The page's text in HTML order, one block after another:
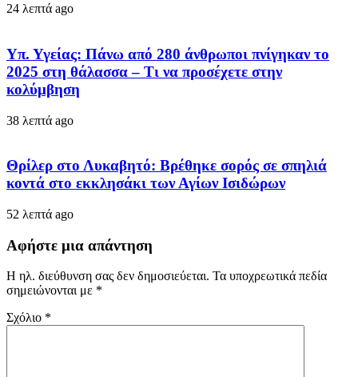
24 λεπτά ago
Υπ. Υγείας: Πάνω από 280 άνθρωποι πνίγηκαν το
2025 στη θάλασσα – Τι να προσέχετε στην
κολύμβηση
38 λεπτά ago
Θρίλερ στο Λυκαβητό: Βρέθηκε σορός σε σπηλιά
κοντά στο εκκλησάκι των Αγίων Ισιδώρων
52 λεπτά ago
Αφήστε μια απάντηση
Η ηλ. διεύθυνση σας δεν δημοσιεύεται. Τα υποχρεωτικά πεδία
σημειώνονται με *
Σχόλιο *